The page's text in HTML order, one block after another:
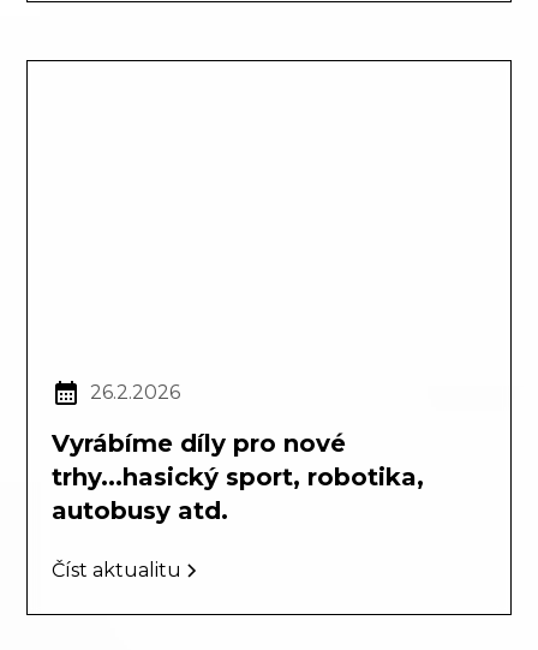
26.2.2026
Vyrábíme díly pro nové
trhy...hasický sport, robotika,
autobusy atd.
Číst aktualitu